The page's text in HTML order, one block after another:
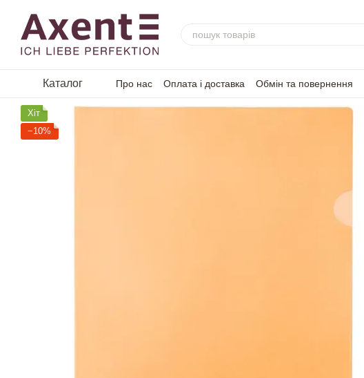
Каталог Про нас Оплата і доставка Обмін та повернення
Хіт
−10%